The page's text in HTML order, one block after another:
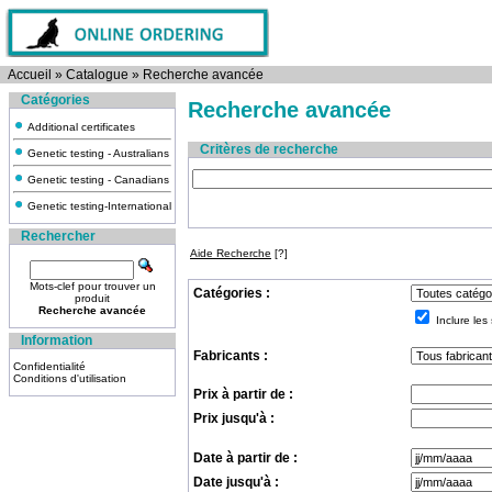
Accueil » Catalogue » Recherche avancée
Catégories
Additional certificates
Genetic testing - Australians
Genetic testing - Canadians
Genetic testing-International
Rechercher
Mots-clef pour trouver un
produit
Recherche avancée
Information
Confidentialité
Conditions d'utilisation
Recherche avancée
Critères de recherche
Aide Recherche [?]
Catégories :
Inclure les
Fabricants :
Prix à partir de :
Prix jusqu'à :
Date à partir de :
Date jusqu'à :